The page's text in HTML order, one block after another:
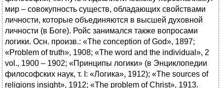
мир – совокупность существ, обладающих свойствами
личности, которые объединяются в высшей духовной
личности (в Боге). Ройс занимался также вопросами
логики. Осн. произв.: «The conception of God», 1897;
«Problem of truth», 1908; «The word and the individual», 2
vol., 1900 – 1902; «Принципы логики» (в Энциклопедии
философских наук, т. I: «Логика», 1912); «The sources of
religions insight», 1912; «The problem of Christ», 1913.